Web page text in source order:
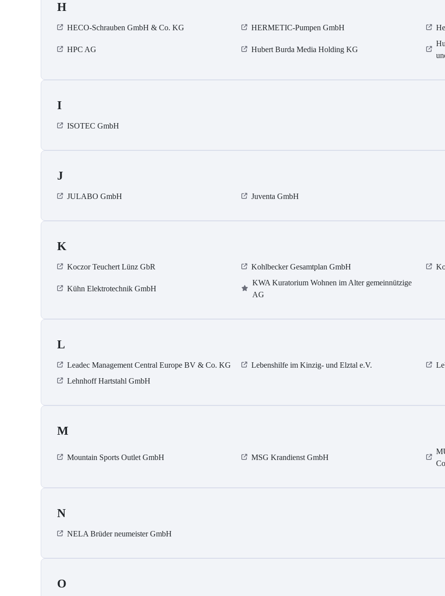
H
HECO-Schrauben GmbH & Co. KG HERMETIC-Pumpen GmbH
HPC AG Hubert Burda Media Holding KG
I
ISOTEC GmbH
J
JULABO GmbH Juventa GmbH
K
Koczor Teuchert Lünz GbR Kohlbecker Gesamtplan GmbH
Kühn Elektrotechnik GmbH
KWA Kuratorium Wohnen im Alter gemeinnützige
AG
L
Leadec Management Central Europe BV & Co. KG Lebenshilfe im Kinzig-​​​ und Elztal e.V.
Lehnhoff Hartstahl GmbH
M
Mountain Sports Outlet GmbH MSG Krandienst GmbH
N
NELA Brüder neumeister GmbH
O